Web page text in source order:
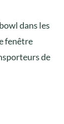
dans les
fenêtre
de